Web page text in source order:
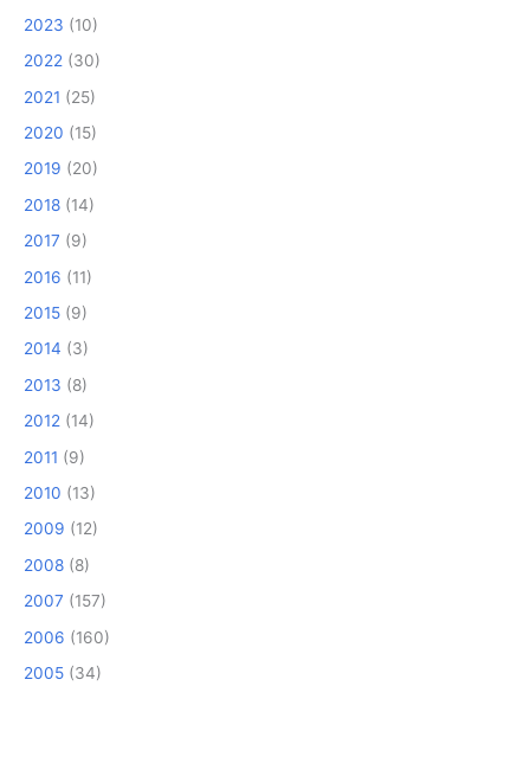
2023 (10)
2022 (30)
2021 (25)
2020 (15)
2019 (20)
2018 (14)
2017 (9)
2016 (11)
2015 (9)
2014 (3)
2013 (8)
2012 (14)
2011 (9)
2010 (13)
2009 (12)
2008 (8)
2007 (157)
2006 (160)
2005 (34)